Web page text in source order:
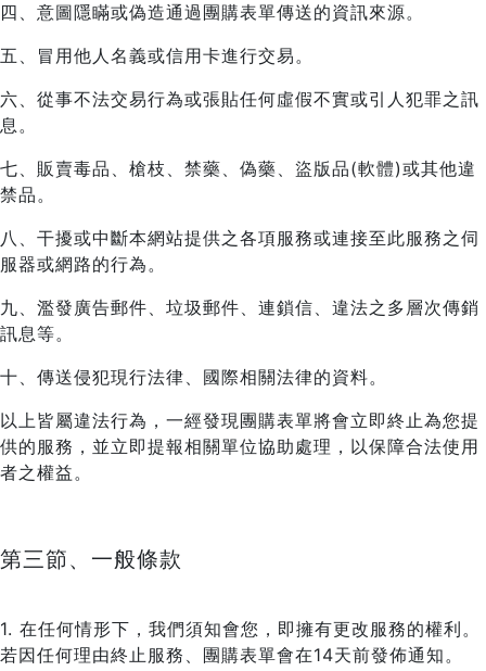
四、意圖隱瞞或偽造通過團購表單傳送的資訊來源。
五、冒用他人名義或信用卡進行交易。
六、從事不法交易行為或張貼任何虛假不實或引人犯罪之訊
息。
七、販賣毒品、槍枝、禁藥、偽藥、盜版品(軟體)或其他違
禁品。
八、干擾或中斷本網站提供之各項服務或連接至此服務之伺
服器或網路的行為。
九、濫發廣告郵件、垃圾郵件、連鎖信、違法之多層次傳銷
訊息等。
十、傳送侵犯現行法律、國際相關法律的資料。
以上皆屬違法行為，一經發現團購表單將會立即終止為您提
供的服務，並立即提報相關單位協助處理，以保障合法使用
者之權益。
第三節、一般條款
1. 在任何情形下，我們須知會您，即擁有更改服務的權利。
若因任何理由終止服務、團購表單會在14天前發佈通知。